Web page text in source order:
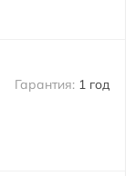
1 год